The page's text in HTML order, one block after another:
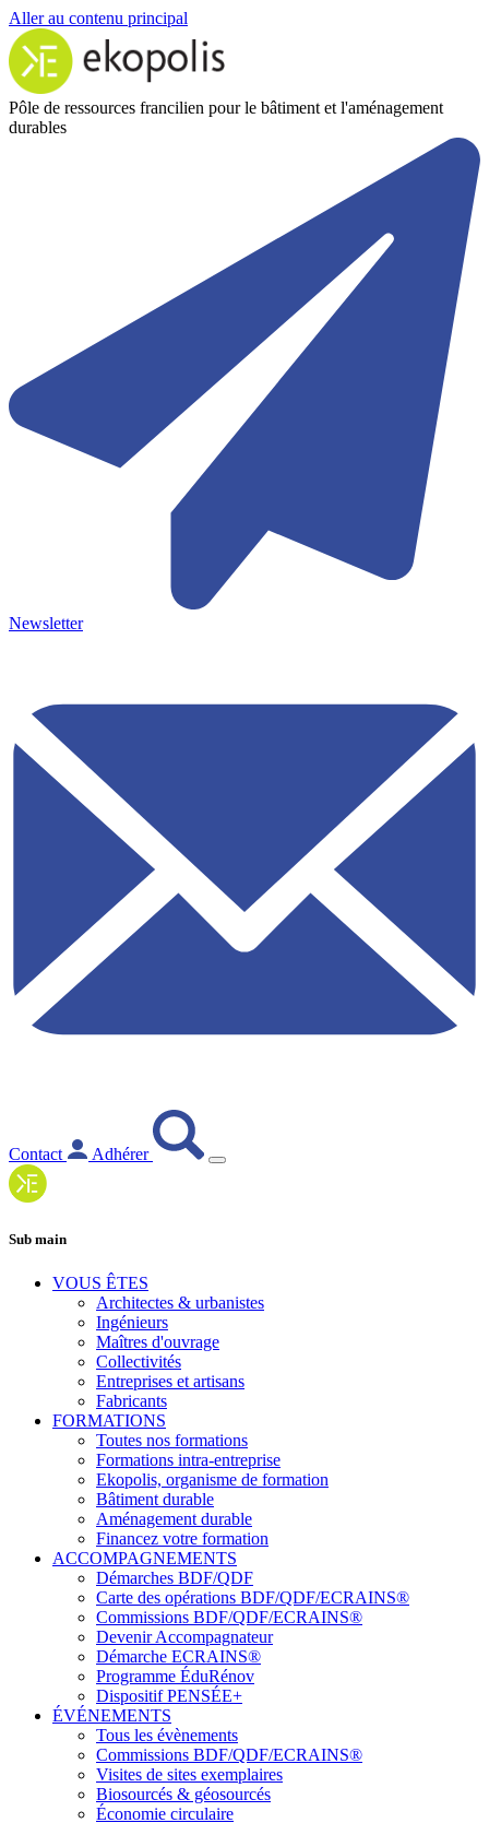
Aller au contenu principal
Pôle de ressources francilien pour le bâtiment et l'aménagement
durables
Newsletter
Contact Adhérer
Sub main
VOUS ÊTES
Architectes & urbanistes
Ingénieurs
Maîtres d'ouvrage
Collectivités
Entreprises et artisans
Fabricants
FORMATIONS
Toutes nos formations
Formations intra-entreprise
Ekopolis, organisme de formation
Bâtiment durable
Aménagement durable
Financez votre formation
ACCOMPAGNEMENTS
Démarches BDF/QDF
Carte des opérations BDF/QDF/ECRAINS®
Commissions BDF/QDF/ECRAINS®
Devenir Accompagnateur
Démarche ECRAINS®
Programme ÉduRénov
Dispositif PENSÉE+
ÉVÉNEMENTS
Tous les évènements
Commissions BDF/QDF/ECRAINS®
Visites de sites exemplaires
Biosourcés & géosourcés
Économie circulaire